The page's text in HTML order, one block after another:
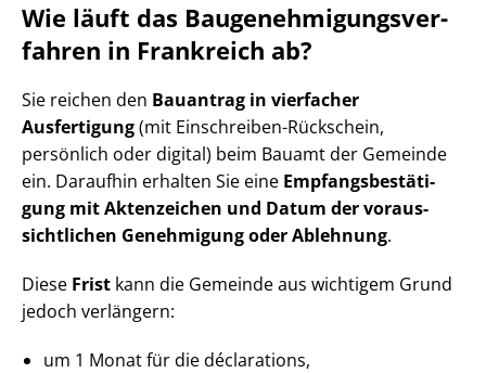
Wie läuft das Bau­ge­neh­mi­gungs­ver­
fah­ren in Frankreich ab?
Sie reichen den Bauantrag in vierfacher
Ausfertigung(mit Einschreiben-Rückschein,
persönlich oder digital) beim Bauamt der Gemeinde
ein. Daraufhin erhalten Sie eine Emp­fangs­be­stä­ti­
gung mit Aktenzeichen und Datum der vor­aus­
sicht­li­chen Genehmigung oder Ablehnung.
Diese Frist kann die Gemeinde aus wichtigem Grund
jedoch verlängern:
um 1 Monat für die déclarations,